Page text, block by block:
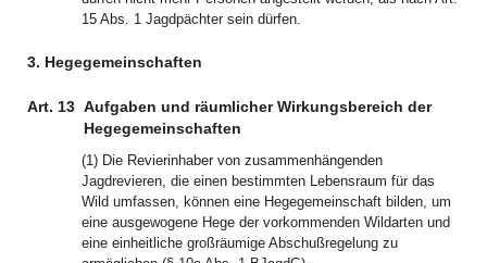
15 Abs. 1 Jagdpächter sein dürfen.
3. Hegegemeinschaften
Art. 13 Aufgaben und räumlicher Wirkungsbereich der
Hegegemeinschaften
(1) Die Revierinhaber von zusammenhängenden
Jagdrevieren, die einen bestimmten Lebensraum für das
Wild umfassen, können eine Hegegemeinschaft bilden, um
eine ausgewogene Hege der vorkommenden Wildarten und
eine einheitliche großräumige Abschußregelung zu